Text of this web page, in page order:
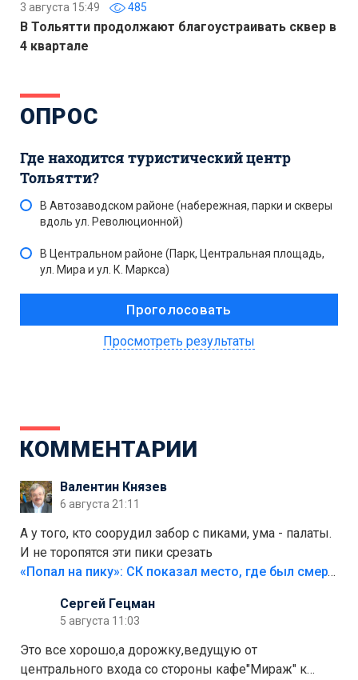
3 августа 15:49 485
В Тольятти продолжают благоустраивать сквер в
4 квартале
ОПРОС
Где находится туристический центр
Тольятти?
В Автозаводском районе (набережная, парки и скверы
вдоль ул. Революционной)
В Центральном районе (Парк, Центральная площадь,
ул. Мира и ул. К. Маркса)
Просмотреть результаты
КОММЕНТАРИИ
Валентин Князев
6 августа 21:11
А у того, кто соорудил забор с пиками, ума - палаты.
И не торопятся эти пики срезать
«Попал на пику»: СК показал место, где был смертельно травмирован ребенок в Тольятти
Сергей Гецман
5 августа 11:03
Это все хорошо,а дорожку,ведущую от
центрального входа со стороны кафе"Мираж" к